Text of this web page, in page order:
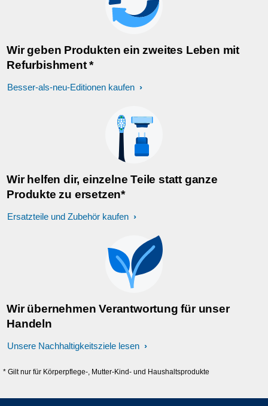
Wir geben Produkten ein zweites Leben mit
Refurbishment *
Besser-als-neu-Editionen kaufen
Wir helfen dir, einzelne Teile statt ganze
Produkte zu ersetzen*
Ersatzteile und Zubehör kaufen
Wir übernehmen Verantwortung für unser
Handeln
Unsere Nachhaltigkeitsziele lesen
* Gilt nur für Körperpflege-, Mutter-Kind- und Haushaltsprodukte